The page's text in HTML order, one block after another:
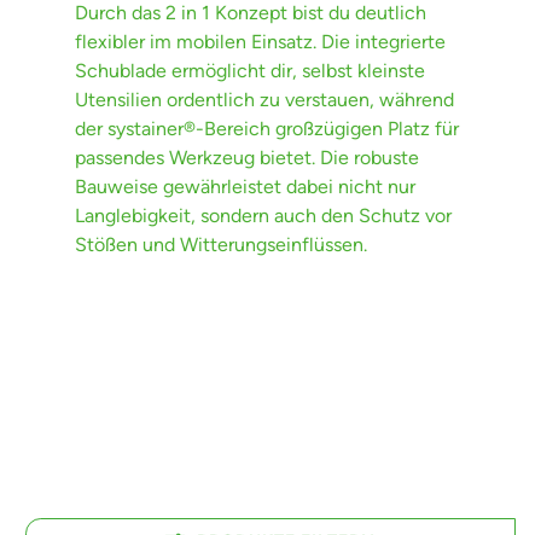
Durch das 2 in 1 Konzept bist du deutlich
flexibler im mobilen Einsatz. Die integrierte
Schublade ermöglicht dir, selbst kleinste
Utensilien ordentlich zu verstauen, während
der systainer®-Bereich großzügigen Platz für
passendes Werkzeug bietet. Die robuste
Bauweise gewährleistet dabei nicht nur
Langlebigkeit, sondern auch den Schutz vor
Stößen und Witterungseinflüssen.